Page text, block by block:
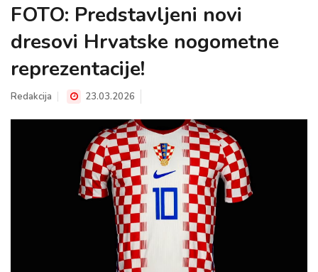
FOTO: Predstavljeni novi
dresovi Hrvatske nogometne
reprezentacije!
Redakcija 23.03.2026